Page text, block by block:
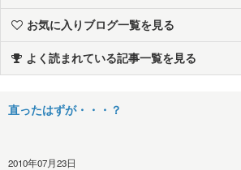
お気に入りブログ一覧を見る
よく読まれている記事一覧を見る
直ったはずが・・・？
2010年07月23日